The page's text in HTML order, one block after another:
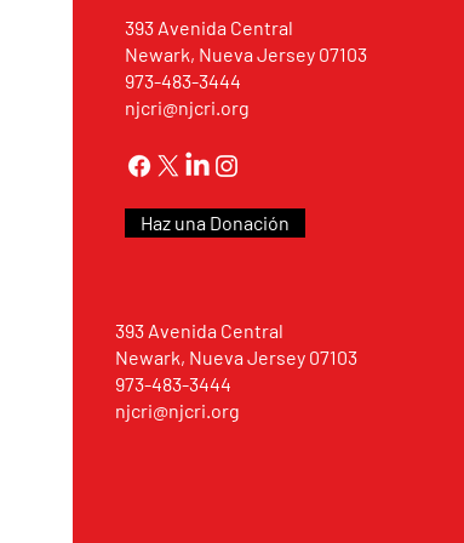
393 Avenida Central
Newark, Nueva Jersey 07103
973-483-3444
njcri@njcri.org
Haz una Donación
393 Avenida Central
Newark, Nueva Jersey 07103
973-483-3444
njcri@njcri.org